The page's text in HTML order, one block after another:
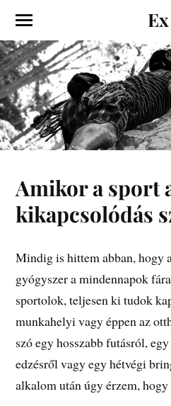
Ex
Amikor a sport
kikapcsolódás
Mindig is hittem abban, hogy
gyógyszer a mindennapok
sportolok, teljesen ki tudok
munkahelyi vagy éppen az
szó egy hosszabb futásról,
edzésről vagy egy hétvégi
alkalom után úgy érzem,